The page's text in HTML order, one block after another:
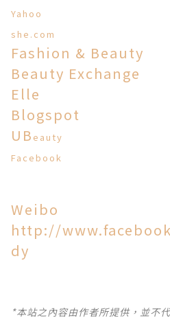
Yahoo
she.com
Fashion & Beauty
Beauty Exchange
Elle
Blogspot
UB ea uty
Facebook
Weibo
http://
dy
*本站之內容由作者所提供，並不